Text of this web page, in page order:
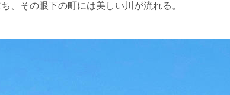
、その眼下の町には美しい川が流れる。